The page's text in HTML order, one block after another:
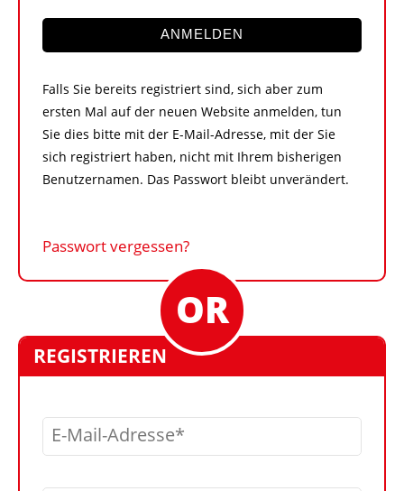
KONTAKT
ANMELDEN
Falls Sie bereits registriert sind, sich aber zum
ersten Mal auf der neuen Website anmelden, tun
Sie dies bitte mit der E-Mail-Adresse, mit der Sie
sich registriert haben, nicht mit Ihrem bisherigen
Benutzernamen. Das Passwort bleibt unverändert.
Passwort vergessen?
REGISTRIEREN
E-Mail-Adresse